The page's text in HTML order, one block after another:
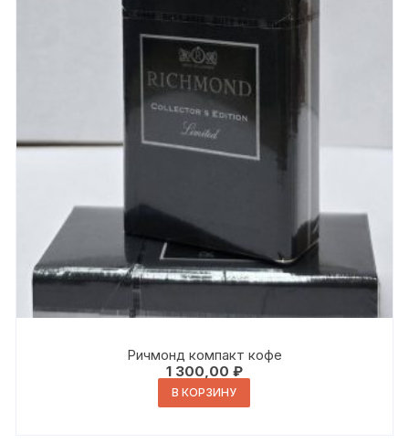
Ричмонд компакт кофе
1 300,00 ₽
В КОРЗИНУ